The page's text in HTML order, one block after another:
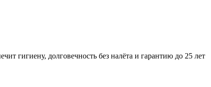
гигиену, долговечность без налёта и гарантию до 25 лет